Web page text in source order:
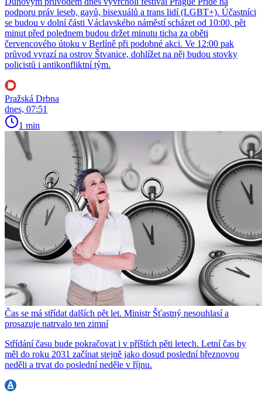
podporu práv leseb, gayů, bisexuálů a trans lidí (LGBT+). Účastníci
se budou v dolní části Václavského náměstí scházet od 10:00, pět
minut před polednem budou držet minutu ticha za oběti
červencového útoku v Berlíně při podobné akci. Ve 12:00 pak
průvod vyrazí na ostrov Štvanice, dohlížet na něj budou stovky
policistů i antikonfliktní tým.
Pražská Drbna
dnes, 07:51
1 min
Čas se má střídat dalších pět let. Ministr Šťastný nesouhlasí a
prosazuje natrvalo ten zimní
Střídání času bude pokračovat i v příštích pěti letech. Letní čas by
měl do roku 2031 začínat stejně jako dosud poslední březnovou
neděli a trvat do poslední neděle v říjnu.